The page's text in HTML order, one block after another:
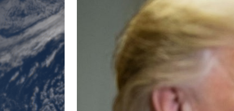
[ 14 juin 2020 ]
Brésil. Les vies noires
* LA UNE